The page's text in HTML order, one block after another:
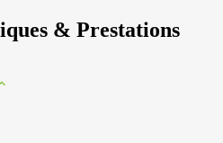
& Prestations